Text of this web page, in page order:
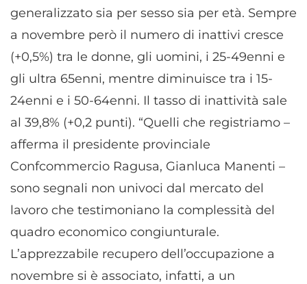
generalizzato sia per sesso sia per età. Sempre
a novembre però il numero di inattivi cresce
(+0,5%) tra le donne, gli uomini, i 25-49enni e
gli ultra 65enni, mentre diminuisce tra i 15-
24enni e i 50-64enni. Il tasso di inattività sale
al 39,8% (+0,2 punti). “Quelli che registriamo –
afferma il presidente provinciale
Confcommercio Ragusa, Gianluca Manenti –
sono segnali non univoci dal mercato del
lavoro che testimoniano la complessità del
quadro economico congiunturale.
L’apprezzabile recupero dell’occupazione a
novembre si è associato, infatti, a un